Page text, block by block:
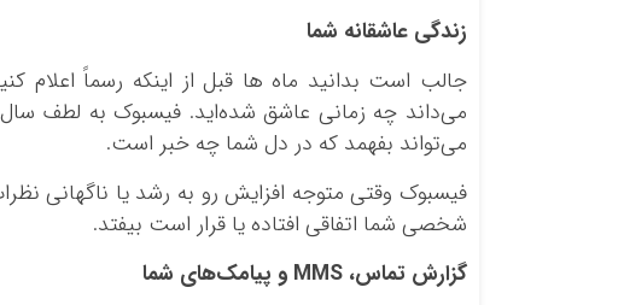
زندگی عاشقانه شما
جالب است بدانید ماه‌ ها قبل از اینکه رسماً اعلام
می‌داند چه زمانی عاشق شده‌اید. فیسبوک به لطف
می‌تواند بفهمد که در دل شما چه خبر است.
فیسبوک وقتی متوجه افزایش رو به رشد یا ناگهانی
شخصی شما اتفاقی افتاده یا قرار است بیفتد.
گزارش تماس، MMS و پیامک‌های شما